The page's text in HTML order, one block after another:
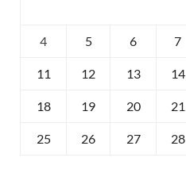
4 5 6 7
11 12 13 14
18 19 20 21
25 26 27 28